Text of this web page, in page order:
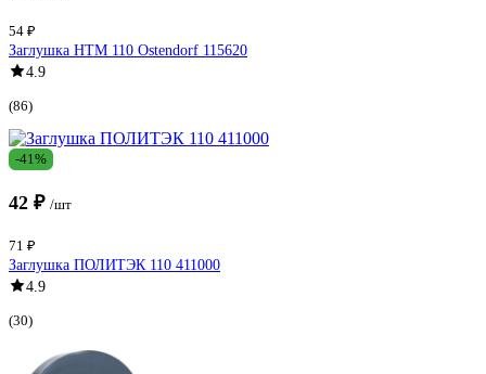
54 ₽
Заглушка HTM 110 Ostendorf 115620
4.9
(86)
-41%
42 ₽ /шт
71 ₽
Заглушка ПОЛИТЭК 110 411000
4.9
(30)